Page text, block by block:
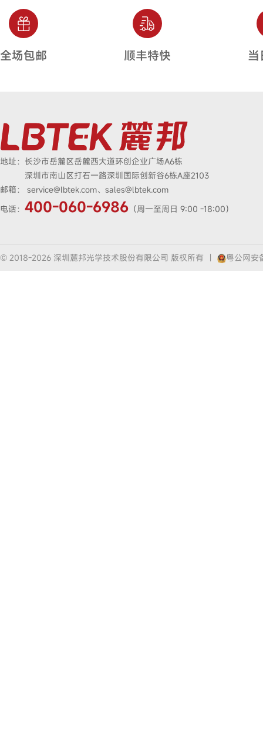
全场包邮 顺丰特快 当
地址： 长沙市岳麓区岳麓西大道环创企业广场A6栋
深圳市南山区打石一路深圳国际创新谷6栋A座2103
邮箱： service@lbtek.com、sales@lbtek.com
电话： 400-060-6986 （周一至周日 9:00 -18:00）
© 2018-2026 深圳麓邦光学技术股份有限公司 版权所有 粤公网安